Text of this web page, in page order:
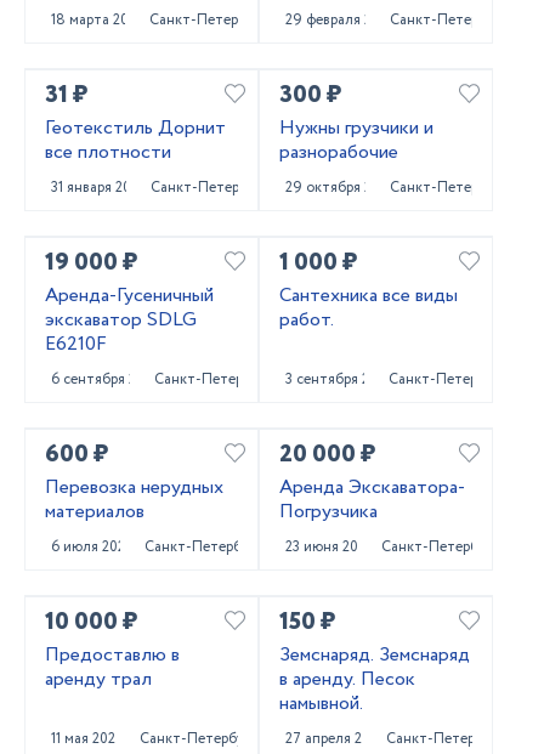
18 марта 2024 Санкт-Петербург 29 февраля 2024Санкт-Петербург
31 ₽
Геотекстиль Дорнит
все плотности
31 января 2024 Санкт-Петербург
300 ₽
Нужны грузчики и
разнорабочие
29 октября 2023Санкт-Петербург
19 000 ₽
Аренда-Гусеничный
экскаватор SDLG
E6210F
6 сентября 2023Санкт-Петербург
1 000 ₽
Сантехника все виды
работ.
3 сентября 2023Санкт-Петербург
600 ₽
Перевозка нерудных
материалов
6 июля 2023 Санкт-Петербург
20 000 ₽
Аренда Экскаватора-
Погрузчика
23 июня 2023 Санкт-Петербург
10 000 ₽
Предоставлю в
аренду трал
11 мая 2023 Санкт-Петербург
150 ₽
Земснаряд. Земснаряд
в аренду. Песок
намывной.
27 апреля 2023 Санкт-Петербург